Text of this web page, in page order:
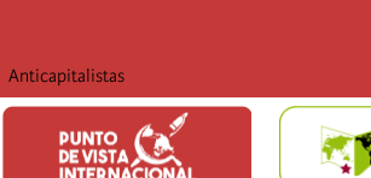
Anticapitalistas